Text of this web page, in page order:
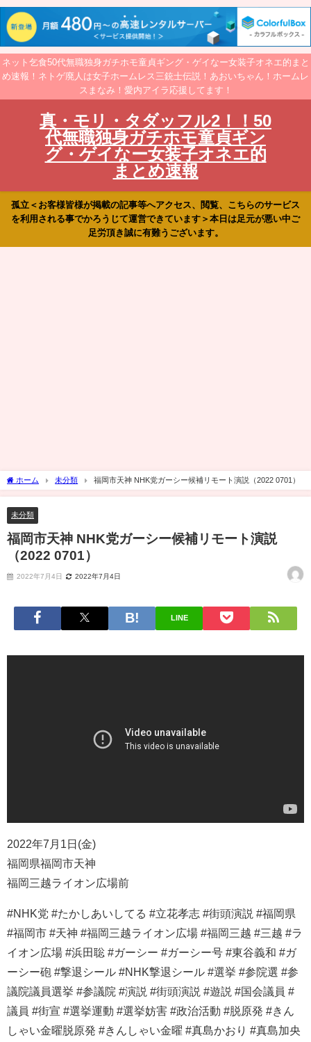
ネット乞食50代無職独身ガチホモ童貞ギング・ゲイなー女装子オネエ的まと
め速報！ネトゲ廃人は女子ホームレス三銃士伝説！あおいちゃん！ホームレ
スまなみ！愛内アイラ応援してます！
真・モリ・タダッフル2！！50
代無職独身ガチホモ童貞ギン
グ・ゲイなー女装子オネエ的
まとめ速報
孤立＜お客様皆様が掲載の記事等へアクセス、閲覧、こちらのサービス
を利用される事でかろうじて運営できています＞本日は足元が悪い中ご
足労頂き誠に有難うございます。
ホーム 未分類 福岡市天神 NHK党ガーシー候補リモート演説（2022 0701）
未分類
福岡市天神 NHK党ガーシー候補リモート演説
（2022 0701）
2022年7月4日 2022年7月4日
LINE
2022年7月1日(金)
福岡県福岡市天神
福岡三越ライオン広場前
#NHK党 #たかしあいしてる #立花孝志 #街頭演説 #福岡県
#福岡市 #天神 #福岡三越ライオン広場 #福岡三越 #三越 #ラ
イオン広場 #浜田聡 #ガーシー #ガーシー号 #東谷義和 #ガ
ーシー砲 #撃退シール #NHK撃退シール #選挙 #参院選 #参
議院議員選挙 #参議院 #演説 #街頭演説 #遊説 #国会議員 #
議員 #街宣 #選挙運動 #選挙妨害 #政治活動 #脱原発 #きん
しゃい金曜脱原発 #きんしゃい金曜 #真島かおり #真島加央